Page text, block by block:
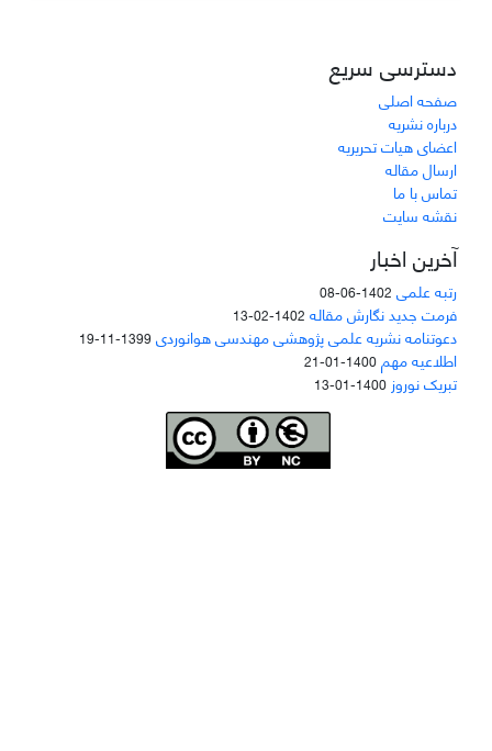
دسترسی سریع
صفحه اصلی
درباره نشریه
اعضای هیات تحریریه
ارسال مقاله
تماس با ما
نقشه سایت
آخرین اخبار
رتبه علمی 1402-06-08
فرمت جدید نگارش مقاله 1402-02-13
دعوتنامه نشریه علمی پژوهشی مهندسی هوانوردی1399-11-19
اطلاعیه مهم1400-01-21
تبریک نوروز 1400-01-13